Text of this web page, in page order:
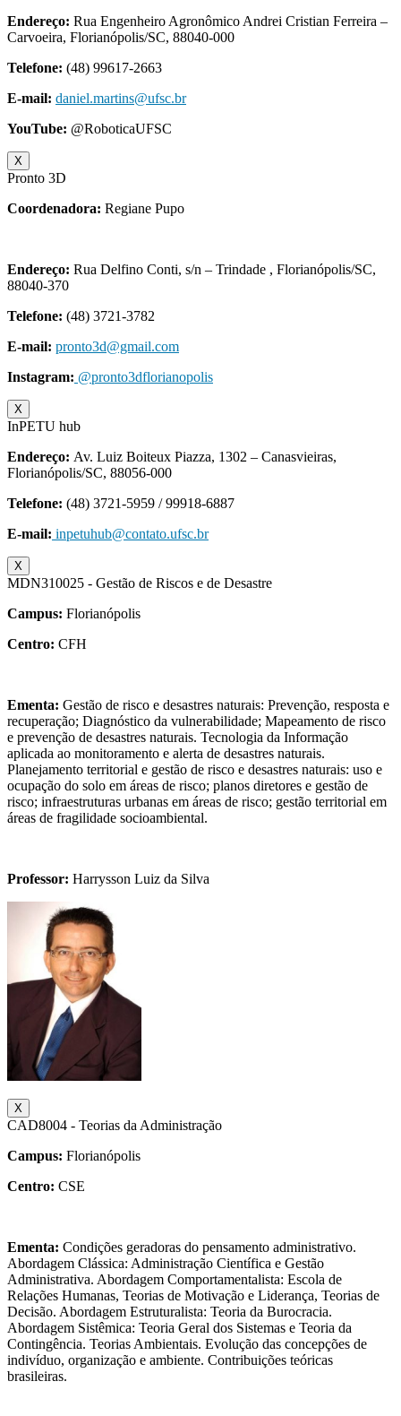
Endereço: Rua Engenheiro Agronômico Andrei Cristian Ferreira –
Carvoeira, Florianópolis/SC, 88040-000
Telefone: (48) 99617-2663
E-mail: daniel.martins@ufsc.br
YouTube: @RoboticaUFSC
X
Pronto 3D
Coordenadora: Regiane Pupo
Endereço: Rua Delfino Conti, s/n – Trindade , Florianópolis/SC,
88040-370
Telefone: (48) 3721-3782
E-mail: pronto3d@gmail.com
Instagram: @pronto3dflorianopolis
X
InPETU hub
Endereço: Av. Luiz Boiteux Piazza, 1302 – Canasvieiras,
Florianópolis/SC, 88056-000
Telefone: (48) 3721-5959 / 99918-6887
E-mail: inpetuhub@contato.ufsc.br
X
MDN310025 - Gestão de Riscos e de Desastre
Campus: Florianópolis
Centro: CFH
Ementa: Gestão de risco e desastres naturais: Prevenção, resposta e
recuperação; Diagnóstico da vulnerabilidade; Mapeamento de risco
e prevenção de desastres naturais. Tecnologia da Informação
aplicada ao monitoramento e alerta de desastres naturais.
Planejamento territorial e gestão de risco e desastres naturais: uso e
ocupação do solo em áreas de risco; planos diretores e gestão de
risco; infraestruturas urbanas em áreas de risco; gestão territorial em
áreas de fragilidade socioambiental.
Professor: Harrysson Luiz da Silva
X
CAD8004 - Teorias da Administração
Campus: Florianópolis
Centro: CSE
Ementa: Condições geradoras do pensamento administrativo.
Abordagem Clássica: Administração Científica e Gestão
Administrativa. Abordagem Comportamentalista: Escola de
Relações Humanas, Teorias de Motivação e Liderança, Teorias de
Decisão. Abordagem Estruturalista: Teoria da Burocracia.
Abordagem Sistêmica: Teoria Geral dos Sistemas e Teoria da
Contingência. Teorias Ambientais. Evolução das concepções de
indivíduo, organização e ambiente. Contribuições teóricas
brasileiras.